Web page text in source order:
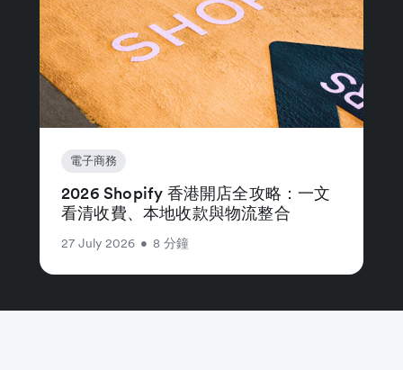
電子商務
2026 Shopify 香港開店全攻略：一文
看清收費、本地收款與物流整合
27 July 2026 • 8 分鐘